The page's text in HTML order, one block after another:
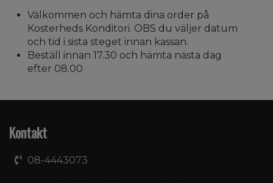
Välkommen och hämta dina order på
Kosterheds Konditori. OBS du väljer datum
och tid i sista steget innan kassan.
Beställ innan 17.30 och hämta nästa dag
efter 08.00
Kontakt
08-4443073